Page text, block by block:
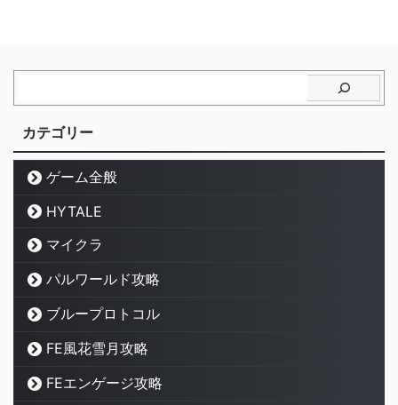
カテゴリー
ゲーム全般
HYTALE
マイクラ
パルワールド攻略
ブループロトコル
FE風花雪月攻略
FEエンゲージ攻略